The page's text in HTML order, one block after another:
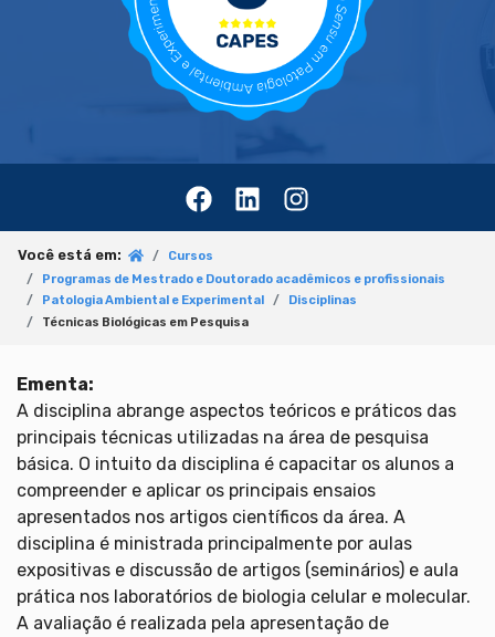
Você está em:
Cursos
Programas de Mestrado e Doutorado acadêmicos e profissionais
Patologia Ambiental e Experimental
Disciplinas
Técnicas Biológicas em Pesquisa
Ementa:
A disciplina abrange aspectos teóricos e práticos das
principais técnicas utilizadas na área de pesquisa
básica. O intuito da disciplina é capacitar os alunos a
compreender e aplicar os principais ensaios
apresentados nos artigos científicos da área. A
disciplina é ministrada principalmente por aulas
expositivas e discussão de artigos (seminários) e aula
prática nos laboratórios de biologia celular e molecular.
A avaliação é realizada pela apresentação de